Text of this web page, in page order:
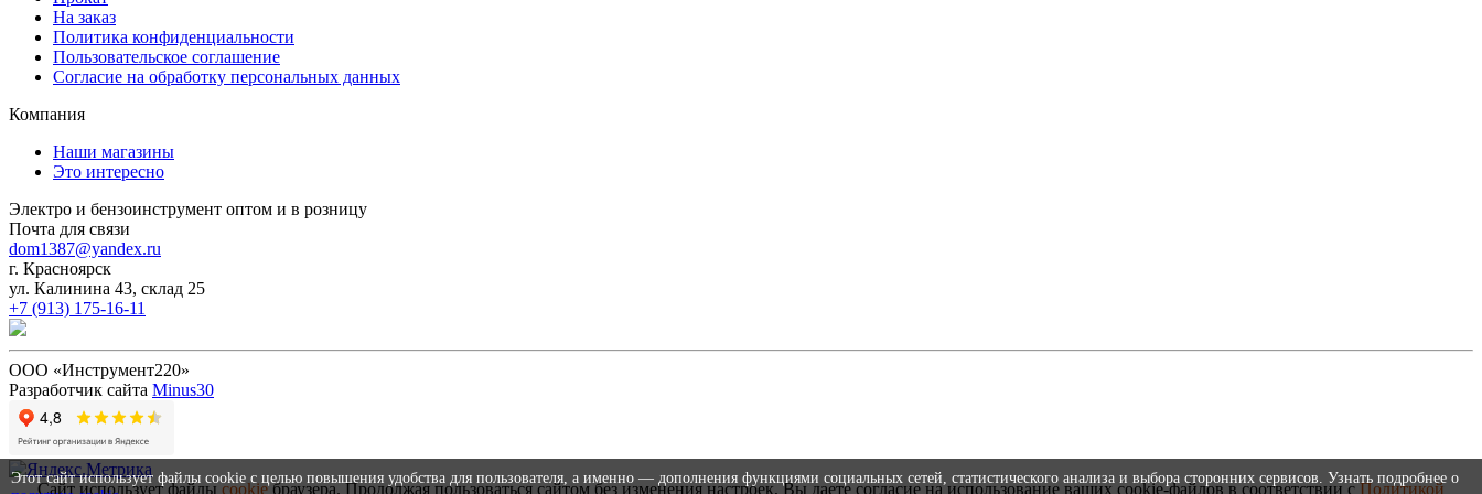
Этот сайт использует файлы cookie с целью повышения удобства для пользователя, а именно — дополнения функциями социальных сетей, статистического анализа и выбора сторонних сервисов. Узнать подробнее о
На заказ
Политика конфиденциальности
Пользовательское соглашение
Согласие на обработку персональных данных
Компания
Наши магазины
Это интересно
Электро и бензоинструмент оптом и в розницу
Почта для связи
dom1387@yandex.ru
г. Красноярск
ул. Калинина 43, склад 25
+7 (913) 175-16-11
ООО «Инструмент220»
Разработчик сайта Minus30
Сайт использует файлыcookieбраузера. Продолжая пользоваться сайтом без изменения настроек, Вы даете согласие на использование ваших cookie-файлов в соответствии сПолитикой